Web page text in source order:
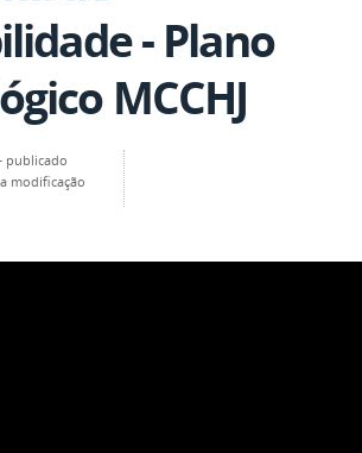
- Plano
MCCHJ
publicado
modificação